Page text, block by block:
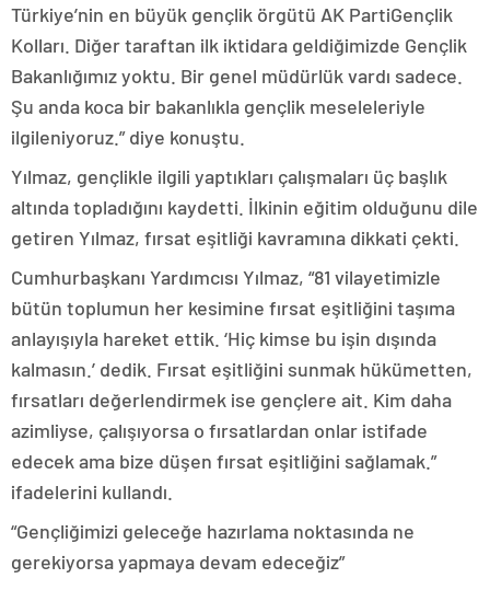
Türkiye’nin en büyük gençlik örgütü AK PartiGençlik
Kolları. Diğer taraftan ilk iktidara geldiğimizde Gençlik
Bakanlığımız yoktu. Bir genel müdürlük vardı sadece.
Şu anda koca bir bakanlıkla gençlik meseleleriyle
ilgileniyoruz.” diye konuştu.
Yılmaz, gençlikle ilgili yaptıkları çalışmaları üç başlık
altında topladığını kaydetti. İlkinin eğitim olduğunu dile
getiren Yılmaz, fırsat eşitliği kavramına dikkati çekti.
Cumhurbaşkanı Yardımcısı Yılmaz, “81 vilayetimizle
bütün toplumun her kesimine fırsat eşitliğini taşıma
anlayışıyla hareket ettik. ‘Hiç kimse bu işin dışında
kalmasın.’ dedik. Fırsat eşitliğini sunmak hükümetten,
fırsatları değerlendirmek ise gençlere ait. Kim daha
azimliyse, çalışıyorsa o fırsatlardan onlar istifade
edecek ama bize düşen fırsat eşitliğini sağlamak.”
ifadelerini kullandı.
“Gençliğimizi geleceğe hazırlama noktasında ne
gerekiyorsa yapmaya devam edeceğiz”